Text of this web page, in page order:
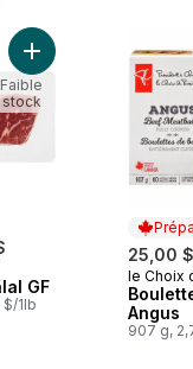
GF
1lb
Ajouter Contre-filet
Faible
stock
25,00 $
le Choix
Angus
907 g,